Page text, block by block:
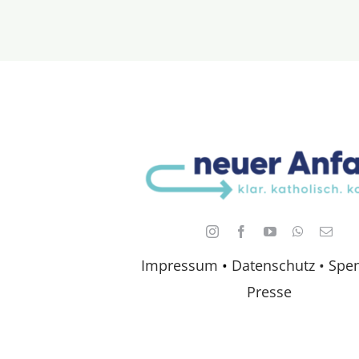
Impressum • Datenschutz •
Presse